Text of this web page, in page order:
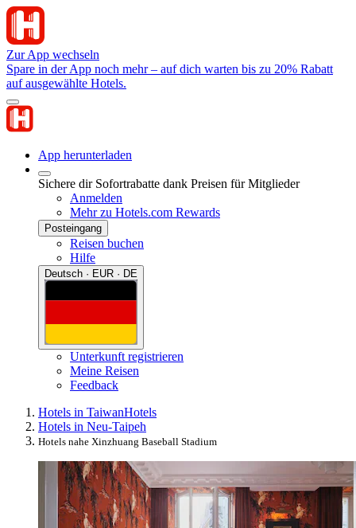
Zur App wechseln
Spare in der App noch mehr – auf dich warten bis zu 20% Rabatt
auf ausgewählte Hotels.
App herunterladen
Sichere dir Sofortrabatte dank Preisen für Mitglieder
Anmelden
Mehr zu Hotels.com Rewards
Posteingang
Reisen buchen
Hilfe
Deutsch · EUR · DE
Unterkunft registrieren
Meine Reisen
Feedback
Hotels in TaiwanHotels
Hotels in Neu-Taipeh
Hotels nahe Xinzhuang Baseball Stadium